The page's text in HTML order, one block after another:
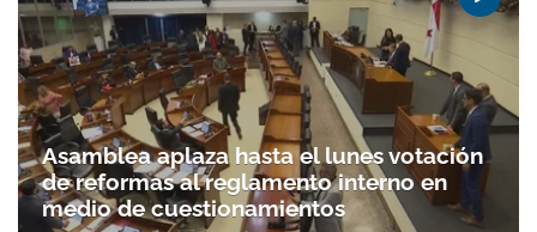
Asamblea aplaza hasta el lunes votación
de reformas al reglamento interno en
medio de cuestionamientos